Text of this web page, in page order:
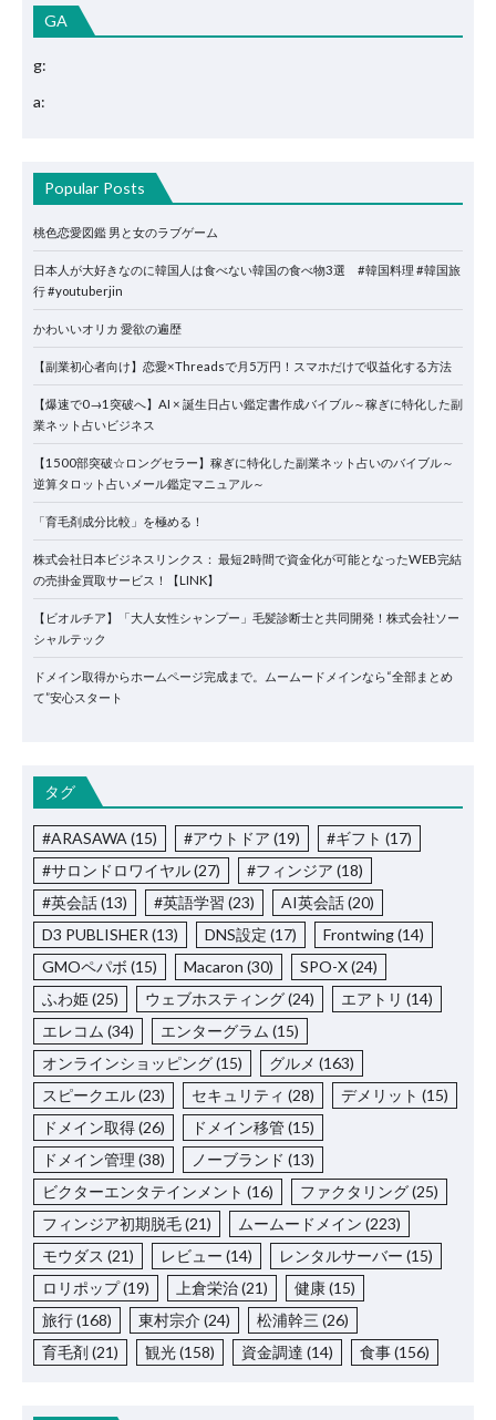
GA
g:
a:
Popular Posts
桃色恋愛図鑑 男と女のラブゲーム
日本人が大好きなのに韓国人は食べない韓国の食べ物3選 #韓国料理 #韓国旅
行 #youtuberjin
かわいいオリカ 愛欲の遍歴
【副業初心者向け】恋愛×Threadsで月5万円！スマホだけで収益化する方法
【爆速で0→1突破へ】AI × 誕生日占い鑑定書作成バイブル～稼ぎに特化した副
業ネット占いビジネス
【1500部突破☆ロングセラー】稼ぎに特化した副業ネット占いのバイブル～
逆算タロット占いメール鑑定マニュアル～
「育毛剤成分比較」を極める！
株式会社日本ビジネスリンクス： 最短2時間で資金化が可能となったWEB完結
の売掛金買取サービス！【LINK】
【ビオルチア】「大人女性シャンプー」毛髪診断士と共同開発！株式会社ソー
シャルテック
ドメイン取得からホームページ完成まで。ムームードメインなら“全部まとめ
て”安心スタート
タグ
#ARASAWA (15) #アウトドア (19) #ギフト (17)
#サロンドロワイヤル(27) #フィンジア (18)
#英会話(13) #英語学習 (23) AI英会話(20)
D3 PUBLISHER (13) DNS設定 (17) Frontwing(14)
GMOペパボ (15) Macaron (30) SPO-X(24)
ふわ姫(25) ウェブホスティング(24) エアトリ (14)
エレコム (34) エンターグラム (15)
オンラインショッピング(15) グルメ (163)
スピークエル(23) セキュリティ (28) デメリット (15)
ドメイン取得(26) ドメイン移管 (15)
ドメイン管理 (38) ノーブランド (13)
ビクターエンタテインメント (16) ファクタリング(25)
フィンジア初期脱毛(21) ムームードメイン (223)
モウダス (21) レビュー (14) レンタルサーバー (15)
ロリポップ(19) 上倉栄治(21) 健康(15)
旅行(168) 東村宗介 (24) 松浦幹三 (26)
育毛剤(21) 観光(158) 資金調達 (14) 食事(156)